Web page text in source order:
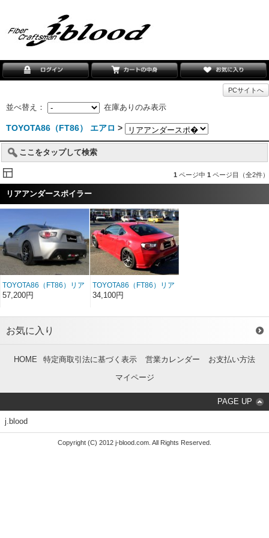
PCサイトへ
並べ替え： 在庫ありのみ表示
TOYOTA86（FT86） エアロ >
ここをタップして検索
1 ページ中 1 ページ目（全2件）
リアアンダースポイラー
TOYOTA86（FT86）リア
アンダースポイラー カ
57,200円
TOYOTA86（FT86）リア
アンダースポイラー
34,100円
お気に入り
HOME 特定商取引法に基づく表示 営業カレンダー
お支払い方法
マイページ
PAGE UP
j.blood
Copyright (C) 2012 j-blood.com. All Rights Reserved.